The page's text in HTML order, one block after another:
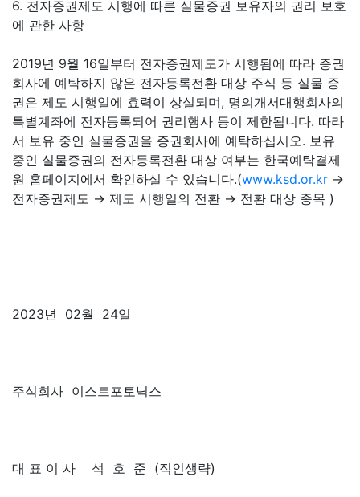
6. 전자증권제도 시행에 따른 실물증권 보유자의 권리 보호
에 관한 사항
2019년 9월 16일부터 전자증권제도가 시행됨에 따라 증권
회사에 예탁하지 않은 전자등록전환 대상 주식 등 실물 증
권은 제도 시행일에 효력이 상실되며, 명의개서대행회사의
특별계좌에 전자등록되어 권리행사 등이 제한됩니다. 따라
서 보유 중인 실물증권을 증권회사에 예탁하십시오. 보유
중인 실물증권의 전자등록전환 대상 여부는 한국예탁결제
원 홈페이지에서 확인하실 수 있습니다.(www.ksd.or.kr →
전자증권제도 → 제도 시행일의 전환 → 전환 대상 종목 )
2023년 02월 24일
주식회사 이스트포토닉스
대 표 이 사 석 호 준 (직인생략)